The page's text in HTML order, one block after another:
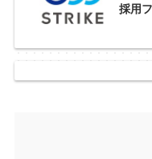
採用